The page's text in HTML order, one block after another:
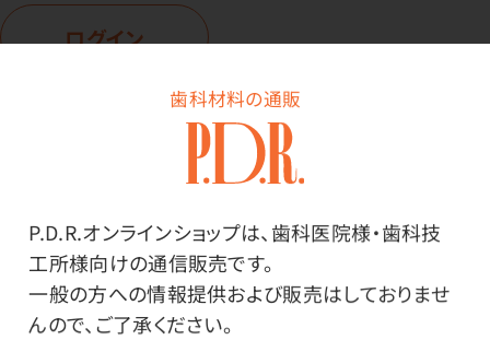
歯科材料の通販
P.D.R.オンラインショップは、歯科医院様・歯科技
工所様向けの通信販売です。
一般の方への情報提供および販売はしておりませ
んので、ご了承ください。
ログイン
商品詳細
特長